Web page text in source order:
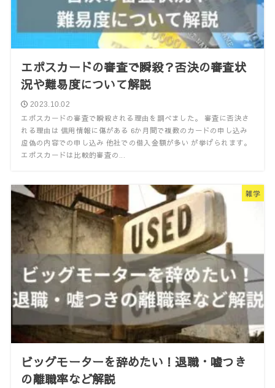
エポスカードの審査で瞬殺？否決の審査状
況や難易度について解説
2023.10.02
エポスカードの審査で瞬殺される理由を調べました。 審査に否決さ
れる理由は 信用情報に傷がある 6か月間で複数のカードの申し込み
虚偽の内容での申し込み 他社での借入金額が多い が挙げられます。
エポスカードは比較的審査の...
雑学
ビッグモーターを辞めたい！退職・嘘つき
の離職率など解説